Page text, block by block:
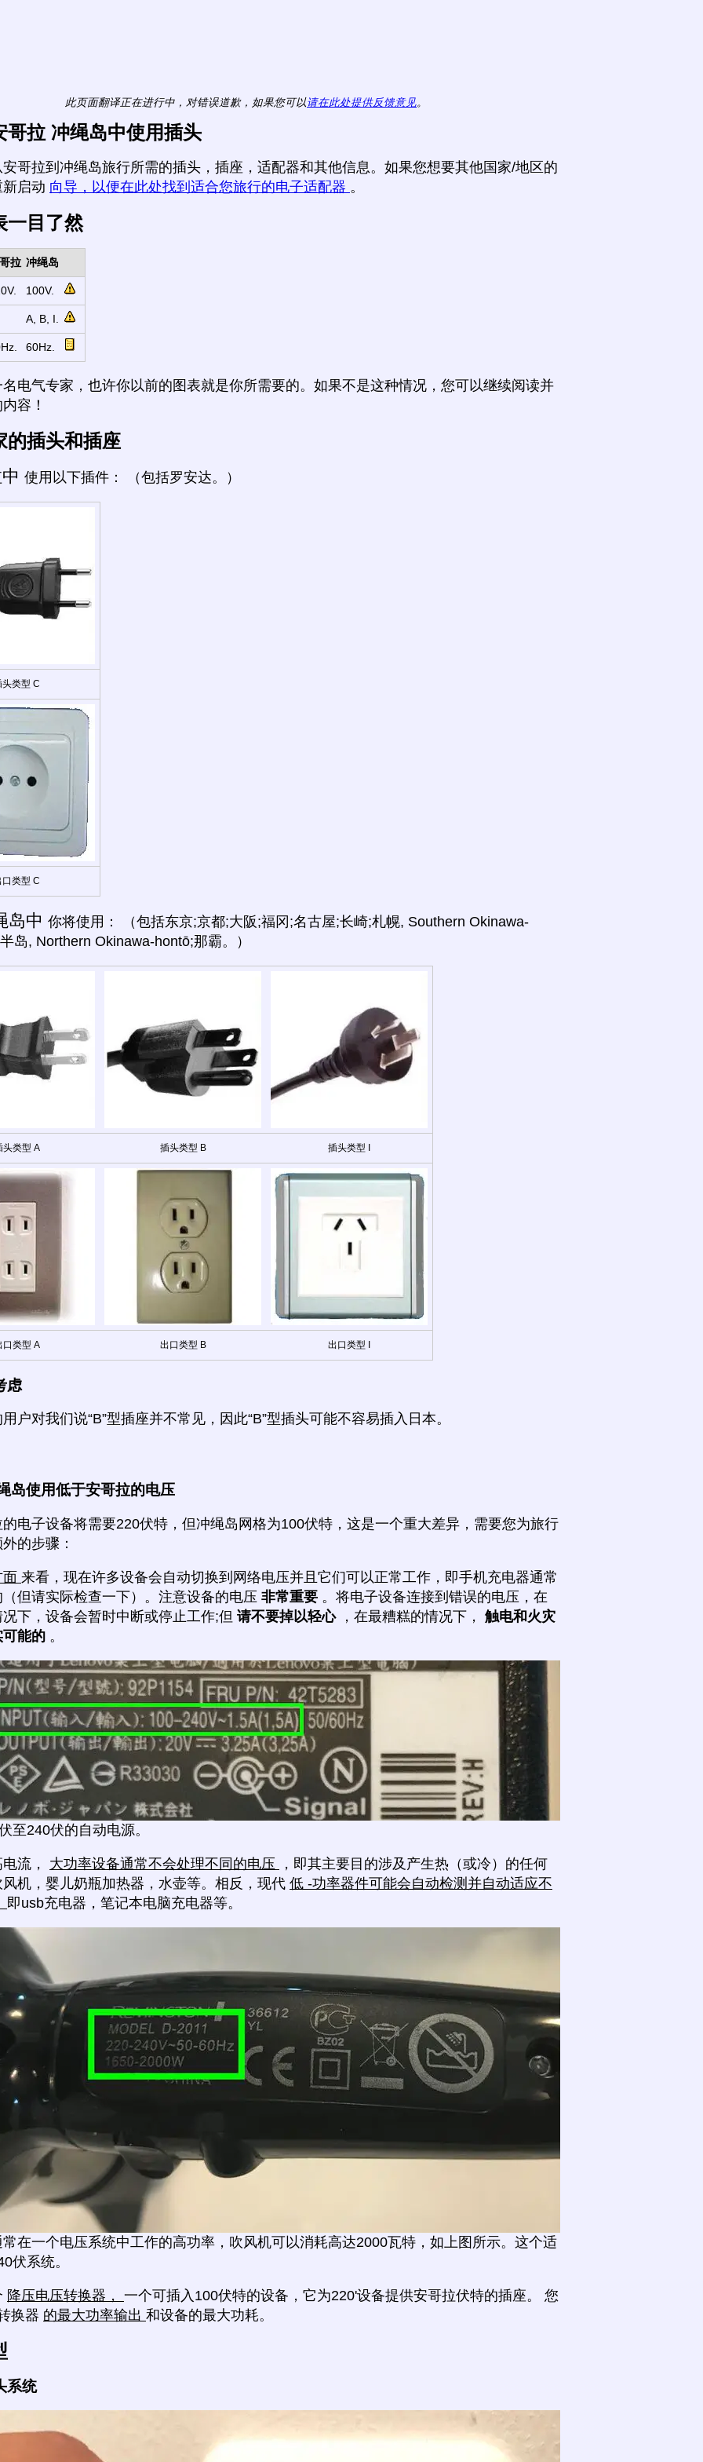
此页面翻译正在进行中，对错误道歉，如果您可以请在此处提供反馈意见。
哥拉 冲绳岛中使用插头
哥拉到冲绳岛旅行所需的插头，插座，适配器和其他信息。如果您想要其他国家/地区的
启动 向导，以便在此处找到适合您旅行的电子适配器 。
一目了然
拉 冲绳岛
100V.
A, B, I.
60Hz.
电气专家，也许你以前的图表就是你所需要的。如果不是这种情况，您可以继续阅读并
容！
的插头和插座
使用以下插件： （包括罗安达。）
头类型 C
口类型 C
岛中 你将使用： （包括东京;京都;大阪;福冈;名古屋;长崎;札幌, Southern Okinawa-
岛, Northern Okinawa-hontō;那霸。）
头类型 A 插头类型 B 插头类型 I
口类型 A 出口类型 B 出口类型 I
虑
户对我们说“B”型插座并不常见，因此“B”型插头可能不容易插入日本。
岛使用低于安哥拉的电压
电子设备将需要220伏特，但冲绳岛网格为100伏特，这是一个重大差异，需要您为旅行
的步骤：
面 来看，现在许多设备会自动切换到网络电压并且它们可以正常工作，即手机充电器通常
但请实际检查一下）。注意设备的电压 非常重要 。将电子设备连接到错误的电压，在
下，设备会暂时中断或停止工作;但 请不要掉以轻心 ，在最糟糕的情况下， 触电和火灾
能的 。
至240伏的自动电源。
流， 大功率设备通常不会处理不同的电压
，即其主要目的涉及产生热（或冷）的任何
机，婴儿奶瓶加热器，水壶等。相反，现代 低 -功率器件可能会自动检测并自动适应不
即usb充电器，笔记本电脑充电器等。
在一个电压系统中工作的高功率，吹风机可以消耗高达2000瓦特，如上图所示。这个适
伏系统。
降压电压转换器， 一个可插入100伏特的设备，它为220'设备提供安哥拉伏特的插座。 您
换器 的最大功率输出 和设备的最大功耗。
系统